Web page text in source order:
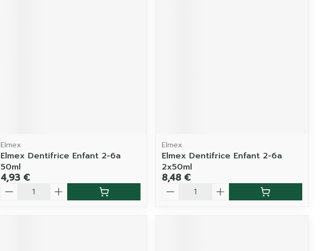
Elmex
Elmex Dentifrice Enfant 2-6a
50ml
4,93 €
Quantité
Elmex
Elmex Dentifrice Enfant 2-6a
2x50ml
8,48 €
Quantité